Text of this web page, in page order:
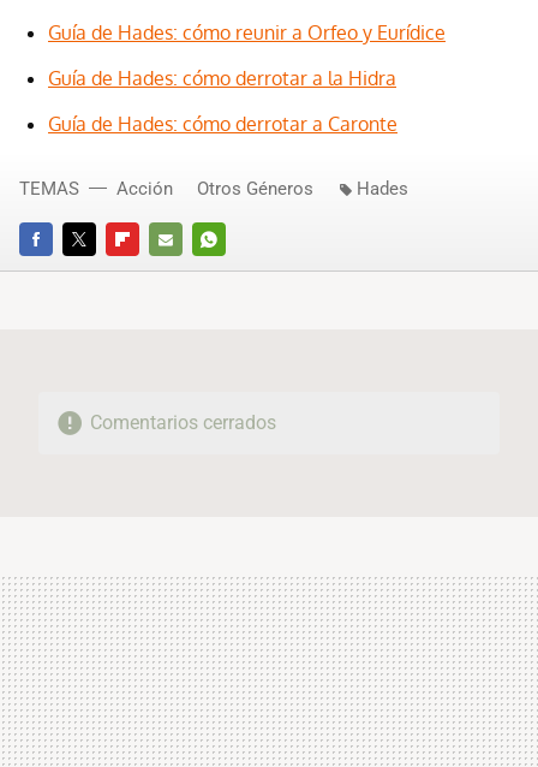
Guía de Hades: cómo reunir a Orfeo y Eurídice
Guía de Hades: cómo derrotar a la Hidra
Guía de Hades: cómo derrotar a Caronte
FACEBOOKTWITTERFLIPBOARD
E-
WHATSAPP
TEMAS Acción Otros Géneros Hades
Comentarios cerrados